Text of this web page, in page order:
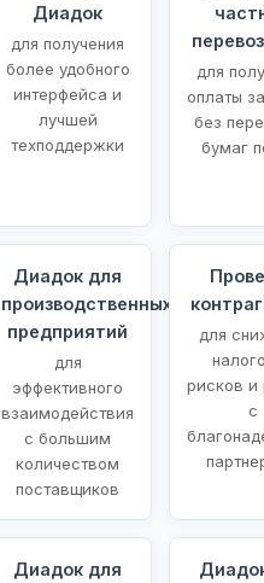
Диадок
для получения
более удобного
интерфейса и
лучшей
техподдержки
для
оплаты
без
бумаг
Диадок для
производственных
предприятий
для
эффективного
взаимодействия
с большим
количеством
поставщиков
для
рисков и
с
Диадок для